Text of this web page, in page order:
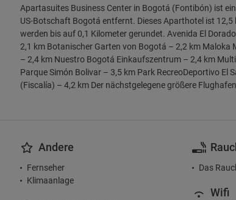
Apartasuites Business Center in Bogotá (Fontibón) ist
US-Botschaft Bogotá entfernt. Dieses Aparthotel ist
werden bis auf 0,1 Kilometer gerundet. Avenida El
2,1 km Botanischer Garten von Bogotá – 2,2 km Maloka
– 2,4 km Nuestro Bogotá Einkaufszentrum – 2,4 km
Parque Simón Bolivar – 3,5 km Park RecreoDeportivo
(Fiscalía) – 4,2 km Der nächstgelegene größere
Andere
Fernseher
Klimaanlage
Das
Wifi